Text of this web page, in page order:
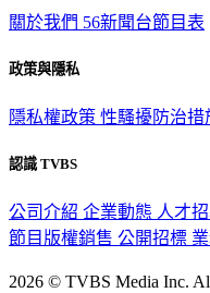
關於我們 56新聞台節目表
政策與隱私
隱私權政策 性騷擾防治措
認識 TVBS
公司介紹 企業動態 人才
節目版權銷售 公開招標
2026 © TVBS Media Inc.